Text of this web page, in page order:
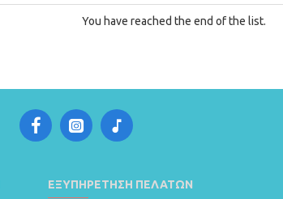
You have reached the end of the list.
ΕΞΥΠΗΡΈΤΗΣΗ ΠΕΛΑΤΏΝ